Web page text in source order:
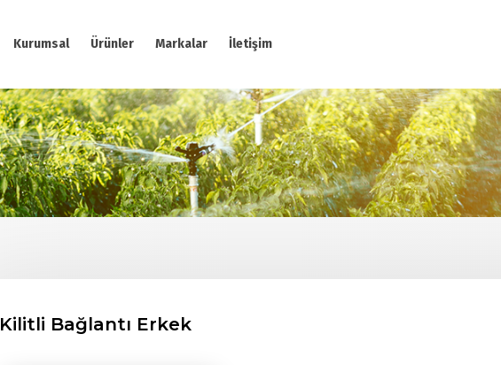
Kurumsal Ürünler Markalar İletişim
Kilitli Bağlantı Erkek